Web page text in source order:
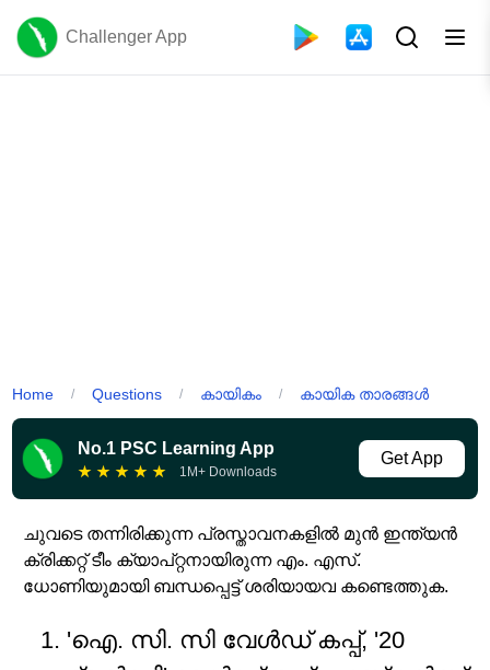
Challenger App
Home / Questions / കായികം / കായിക താരങ്ങൾ
No.1 PSC Learning App
★ ★ ★ ★ ★ 1M+ Downloads
Get App
ചുവടെ തന്നിരിക്കുന്ന പ്രസ്താവനകളിൽ മുൻ ഇന്ത്യൻ
ക്രിക്കറ്റ് ടീം ക്യാപ്റ്റനായിരുന്ന എം. എസ്.
ധോണിയുമായി ബന്ധപ്പെട്ട് ശരിയായവ കണ്ടെത്തുക.
'ഐ. സി. സി വേൾഡ് കപ്പ്, '20